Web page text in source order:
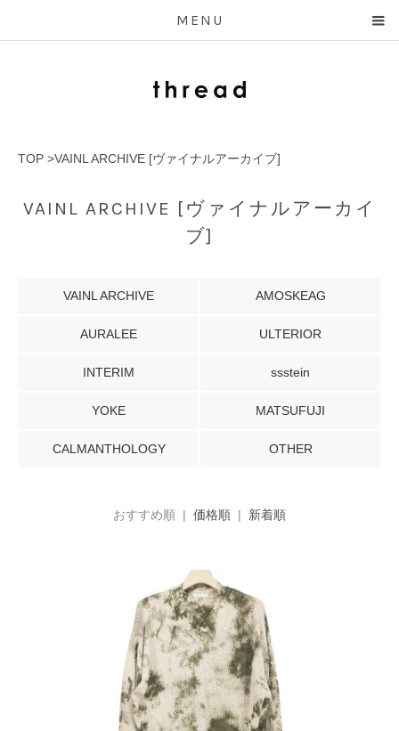
MENU
TOP >VAINL ARCHIVE [ヴァイナルアーカイブ]
VAINL ARCHIVE [ヴァイナルアーカイ
ブ]
VAINL ARCHIVE AMOSKEAG
AURALEE ULTERIOR
INTERIM ssstein
YOKE MATSUFUJI
CALMANTHOLOGY OTHER
おすすめ順 | 価格順 | 新着順